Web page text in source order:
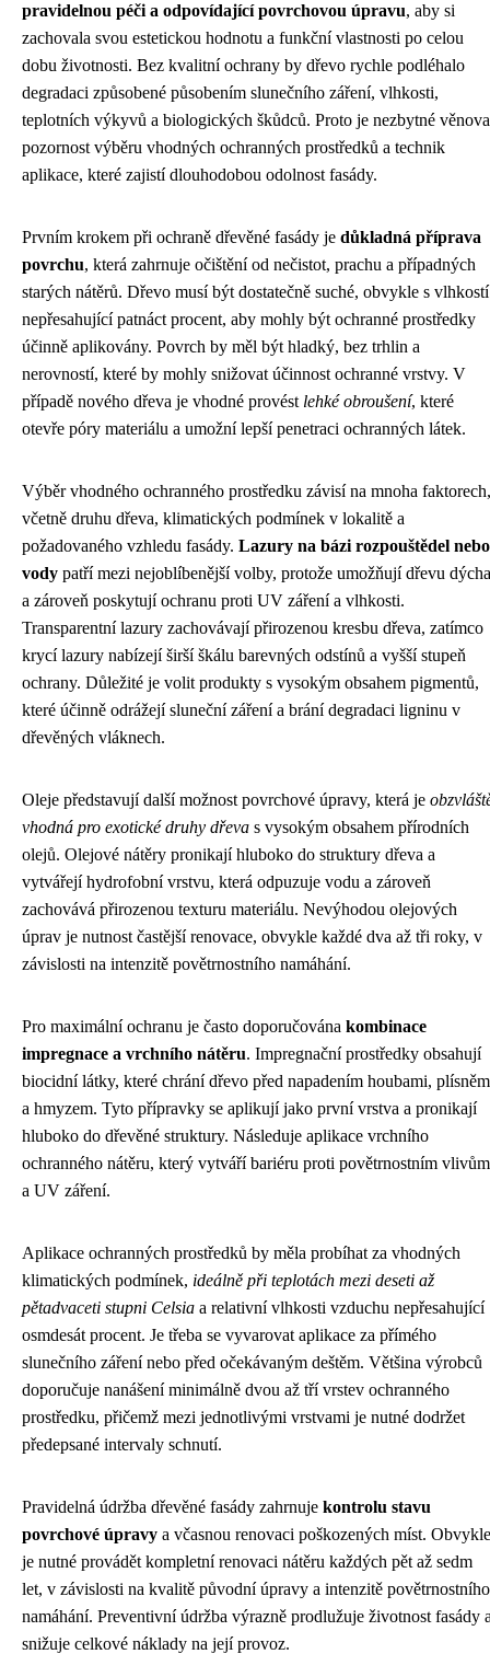
pravidelnou péči a odpovídající povrchovou úpravu, aby si
zachovala svou estetickou hodnotu a funkční vlastnosti po celou
dobu životnosti. Bez kvalitní ochrany by dřevo rychle podléhalo
degradaci způsobené působením slunečního záření, vlhkosti,
teplotních výkyvů a biologických škůdců. Proto je nezbytné
pozornost výběru vhodných ochranných prostředků a technik
aplikace, které zajistí dlouhodobou odolnost fasády.
Prvním krokem při ochraně dřevěné fasády je důkladná příprava
povrchu, která zahrnuje očištění od nečistot, prachu a případných
starých nátěrů. Dřevo musí být dostatečně suché, obvykle s vlhkostí
nepřesahující patnáct procent, aby mohly být ochranné prostředky
účinně aplikovány. Povrch by měl být hladký, bez trhlin a
nerovností, které by mohly snižovat účinnost ochranné vrstvy. V
případě nového dřeva je vhodné provést lehké obroušení, které
otevře póry materiálu a umožní lepší penetraci ochranných látek.
Výběr vhodného ochranného prostředku závisí na mnoha faktorech,
včetně druhu dřeva, klimatických podmínek v lokalitě a
požadovaného vzhledu fasády. Lazury na bázi rozpouštědel nebo
vody patří mezi nejoblíbenější volby, protože umožňují dřevu
a zároveň poskytují ochranu proti UV záření a vlhkosti.
Transparentní lazury zachovávají přirozenou kresbu dřeva, zatímco
krycí lazury nabízejí širší škálu barevných odstínů a vyšší stupeň
ochrany. Důležité je volit produkty s vysokým obsahem pigmentů,
které účinně odrážejí sluneční záření a brání degradaci ligninu v
dřevěných vláknech.
Oleje představují další možnost povrchové úpravy, která je
vhodná pro exotické druhy dřeva s vysokým obsahem přírodních
olejů. Olejové nátěry pronikají hluboko do struktury dřeva a
vytvářejí hydrofobní vrstvu, která odpuzuje vodu a zároveň
zachovává přirozenou texturu materiálu. Nevýhodou olejových
úprav je nutnost častější renovace, obvykle každé dva až tři roky, v
závislosti na intenzitě povětrnostního namáhání.
Pro maximální ochranu je často doporučována kombinace
impregnace a vrchního nátěru. Impregnační prostředky obsahují
biocidní látky, které chrání dřevo před napadením houbami,
a hmyzem. Tyto přípravky se aplikují jako první vrstva a pronikají
hluboko do dřevěné struktury. Následuje aplikace vrchního
ochranného nátěru, který vytváří bariéru proti povětrnostním vlivům
a UV záření.
Aplikace ochranných prostředků by měla probíhat za vhodných
klimatických podmínek, ideálně při teplotách mezi deseti až
pětadvaceti stupni Celsia a relativní vlhkosti vzduchu nepřesahující
osmdesát procent. Je třeba se vyvarovat aplikace za přímého
slunečního záření nebo před očekávaným deštěm. Většina výrobců
doporučuje nanášení minimálně dvou až tří vrstev ochranného
prostředku, přičemž mezi jednotlivými vrstvami je nutné dodržet
předepsané intervaly schnutí.
Pravidelná údržba dřevěné fasády zahrnuje kontrolu stavu
povrchové úpravy a včasnou renovaci poškozených míst. Obvykle
je nutné provádět kompletní renovaci nátěru každých pět až sedm
let, v závislosti na kvalitě původní úpravy a intenzitě povětrnostního
namáhání. Preventivní údržba výrazně prodlužuje životnost fasády
snižuje celkové náklady na její provoz.